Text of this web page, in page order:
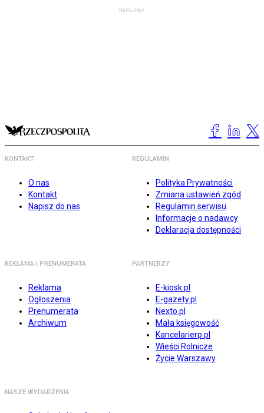
KONTAKT
O nas
Kontakt
Napisz do nas
REGULAMIN
Polityka Prywatności
Zmiana ustawień zgód
Regulamin serwisu
Informacje o nadawcy
Deklaracja dostępności
REKLAMA I PRENUMERATA
Reklama
Ogłoszenia
Prenumerata
Archiwum
PARTNERZY
E-kiosk.pl
E-gazety.pl
Nexto.pl
Mała księgowość
Kancelarierp.pl
Wieści Rolnicze
Życie Warszawy
NASZE WYDARZENIA